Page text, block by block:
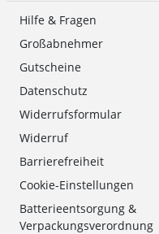
Hilfe & Fragen
Großabnehmer
Gutscheine
Datenschutz
Widerrufsformular
Widerruf
Barrierefreiheit
Cookie-Einstellungen
Batterieentsorgung &
Verpackungsverordnung